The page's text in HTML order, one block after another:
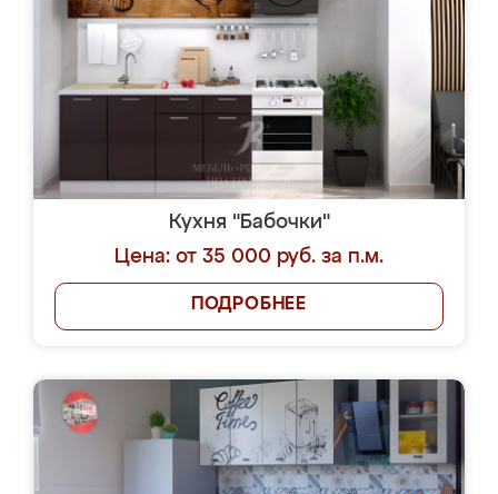
Кухня "Бабочки"
Цена: от 35 000 руб. за п.м.
ПОДРОБНЕЕ